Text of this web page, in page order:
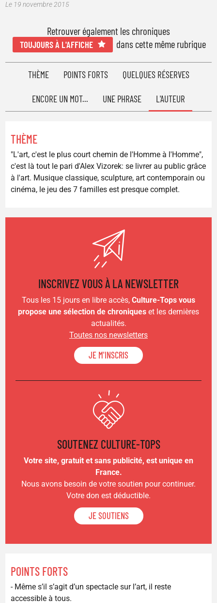
Le 19 novembre 2015
Retrouver également les chroniques
TOUJOURS À L'AFFICHE dans cette même rubrique
THÈME POINTS FORTS QUELQUES RÉSERVES
ENCORE UN MOT... UNE PHRASE L'AUTEUR
THÈME
"L'art, c'est le plus court chemin de l'Homme à l'Homme",
c'est là tout le pari d'Alex Vizorek: se livrer au public grâce
à l'art. Musique classique, sculpture, art contemporain ou
cinéma, le jeu des 7 familles est presque complet.
INSCRIVEZ VOUS À LA NEWSLETTER
Tous les 15 jours en libre accès, Culture-Tops vous
propose une sélection de chroniques et les dernières
actualités.
Toutes nos newsletters
JE M'INSCRIS
SOUTENEZ CULTURE-TOPS
Votre site, gratuit et sans publicité, est unique en
France.
Nous avons besoin de votre soutien pour continuer.
Votre don est déductible.
JE SOUTIENS
POINTS FORTS
- Même s’il s’agit d’un spectacle sur l’art, il reste
accessible à tous.